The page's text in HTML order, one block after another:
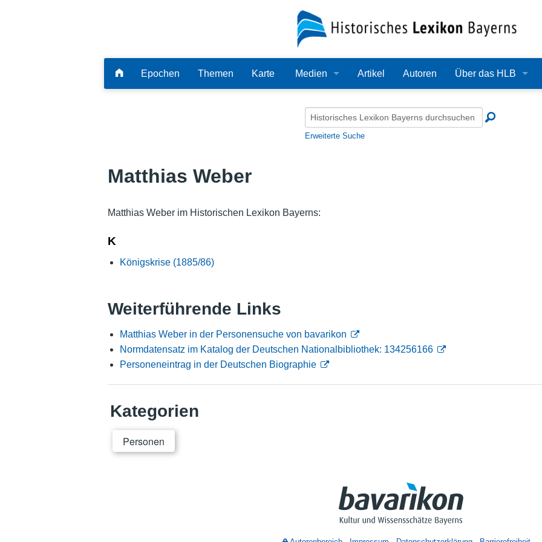
Epochen Themen Karte Medien
Audio
Alle Dateien
Artikel Autoren Über das HLB
Redaktion
Erweiterte Suche
Matthias Weber
Matthias Weber im Historischen Lexikon Bayerns:
K
Königskrise (1885/86)
Weiterführende Links
Matthias Weber in der Personensuche von bavarikon
Normdatensatz im Katalog der Deutschen Nationalbibliothek: 134256166
Personeneintrag in der Deutschen Biographie
Kategorien
Personen